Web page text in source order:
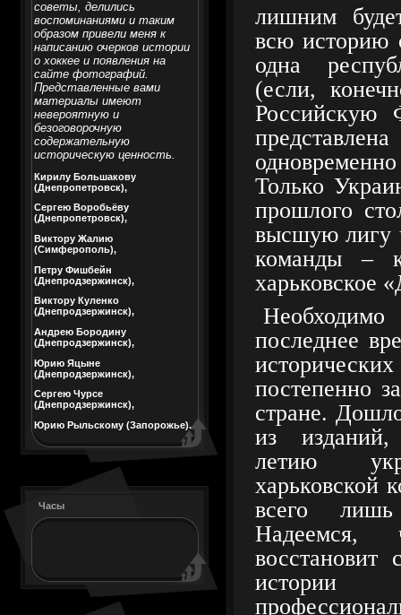
советы, делились
воспоминаниями и таким
образом привели меня к
написанию очерков истории
о хоккее и появления на
сайте фотографий.
Представленные вами
материалы имеют
невероятную и
безоговорочную
содержательную
историческую ценность.
Кирилу Большакову
(Днепропетровск),
Сергею Воробьёву
(Днепропетровск),
Виктору Жалию
(Симферополь),
Петру Фишбейн
(Днепродзержинск),
Виктору Куленко
(Днепродзержинск),
Андрею Бородину
(Днепродзержинск),
Юрию Яцыне
(Днепродзержинск),
Сергею Чурсе
(Днепродзержинск),
Юрию Рыльскому (Запорожье).
Часы
лишним
всю историю
одна
(если,
Российскую
Только
прошлого
высшую лигу
команды –
харьковское
последнее
постепенно
стране.
из
летию
харьковской
всего
восстановит